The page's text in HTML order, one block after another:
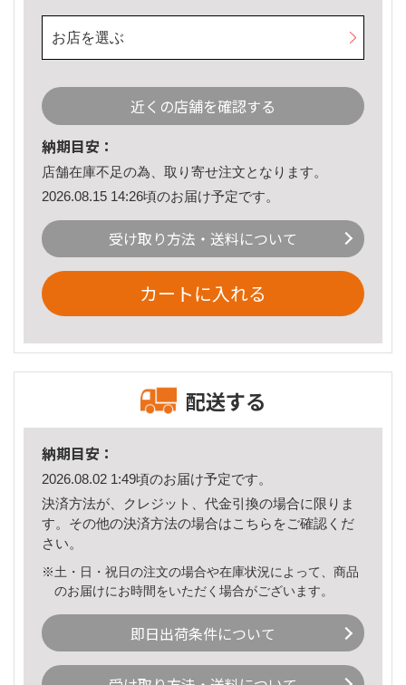
お店を選ぶ
近くの店舗を確認する
納期目安：
店舗在庫不足の為、取り寄せ注文となります。
2026.08.15 14:26頃のお届け予定です。
受け取り方法・送料について
カートに入れる
配送する
納期目安：
2026.08.02 1:49頃のお届け予定です。
決済方法が、クレジット、代金引換の場合に限りま
す。その他の決済方法の場合はこちら をご確認くだ
さい。
※土・日・祝日の注文の場合や在庫状況によって、商品
のお届けにお時間をいただく場合がございます。
即日出荷条件について